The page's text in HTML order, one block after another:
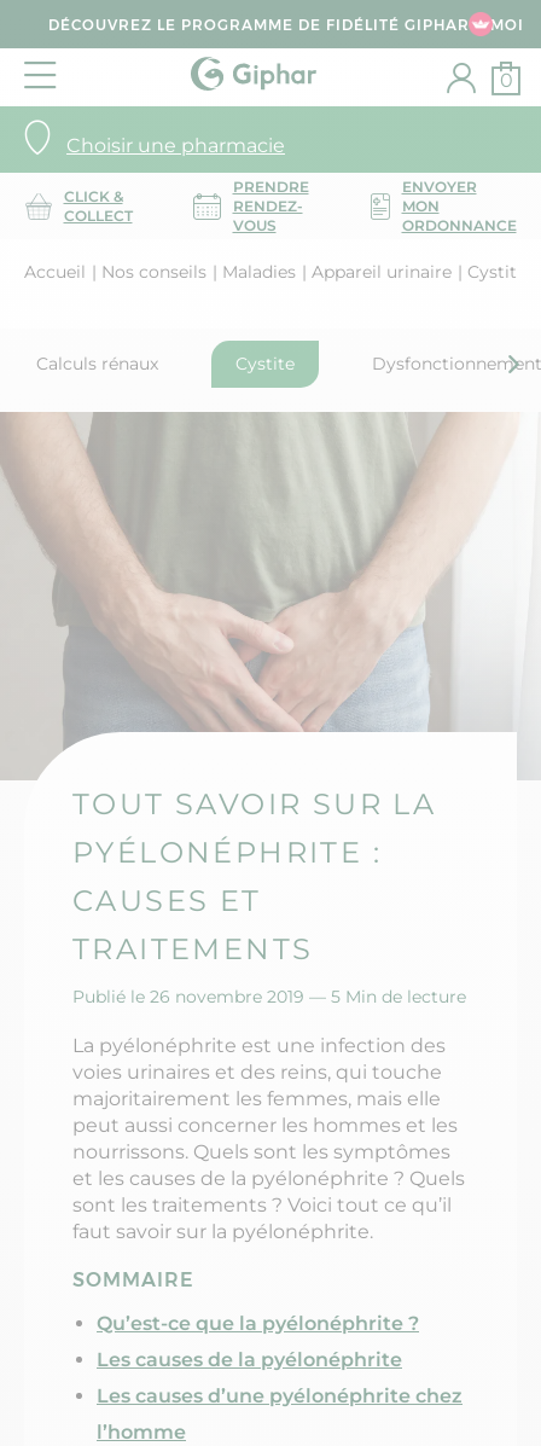
DÉCOUVREZ LE PROGRAMME DE FIDÉLITÉ GIPHAR & MOI
Choisir une pharmacie
0
CLICK &
COLLECT
PRENDRE
RENDEZ-
VOUS
ENVOYER
MON
ORDONNANCE
Accueil Nos conseils Maladies Appareil urinaire Cystite
Calculs rénaux Cystite
TOUT SAVOIR SUR LA
PYÉLONÉPHRITE :
CAUSES ET
TRAITEMENTS
Publié le 26 novembre 2019 — 5 Min de lecture
La pyélonéphrite est une infection des
voies urinaires et des reins, qui touche
majoritairement les femmes, mais elle
peut aussi concerner les hommes et les
nourrissons. Quels sont les symptômes
et les causes de la pyélonéphrite ? Quels
sont les traitements ? Voici tout ce qu’il
faut savoir sur la pyélonéphrite.
SOMMAIRE
Qu’est-ce que la pyélonéphrite ?
Les causes de la pyélonéphrite
Les causes d’une pyélonéphrite chez
l’homme